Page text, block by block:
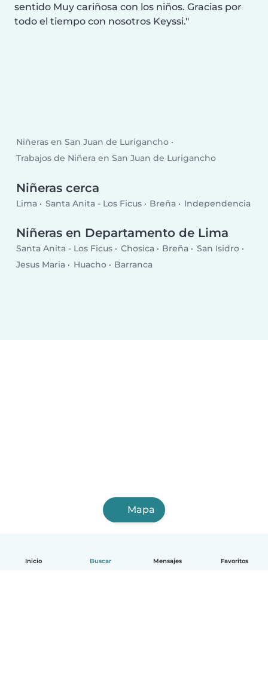
Inicio Buscar Mensajes Favoritos
sentido Muy cariñosa con los niños. Gracias por
todo el tiempo con nosotros Keyssi.
Niñeras en San Juan de Lurigancho
Trabajos de Niñera en San Juan de Lurigancho
Niñeras cerca
Lima Santa Anita - Los Ficus Breña Independencia
Niñeras en Departamento de Lima
Santa Anita - Los Ficus Chosica Breña
San Isidro
Jesus Maria
Huacho Barranca
Mapa